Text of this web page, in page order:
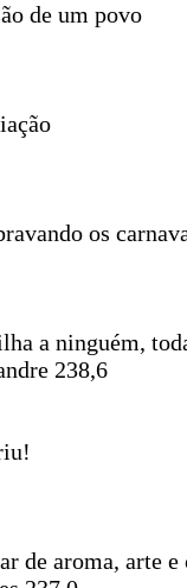
de um povo
os
a ninguém,
238,6
de aroma, arte e